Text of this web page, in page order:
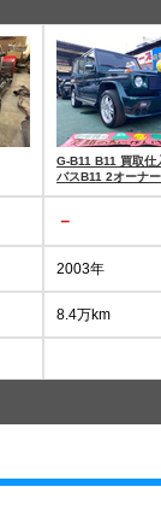
G-B11 B11 買取仕
バスB11 2オーナー
－
2003年
8.4万km